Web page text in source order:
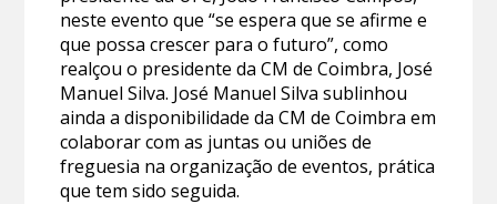
neste evento que “se espera que se afirme e
que possa crescer para o futuro”, como
realçou o presidente da CM de Coimbra, José
Manuel Silva. José Manuel Silva sublinhou
ainda a disponibilidade da CM de Coimbra em
colaborar com as juntas ou uniões de
freguesia na organização de eventos, prática
que tem sido seguida.